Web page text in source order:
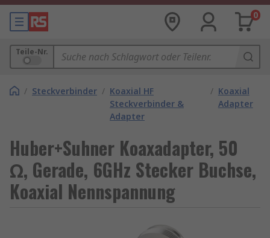
0
Teile-Nr.
/ Steckverbinder / Koaxial HF
Steckverbinder &
Adapter
/ Koaxial
Adapter
Huber+Suhner Koaxadapter, 50
Ω, Gerade, 6GHz Stecker Buchse,
Koaxial Nennspannung